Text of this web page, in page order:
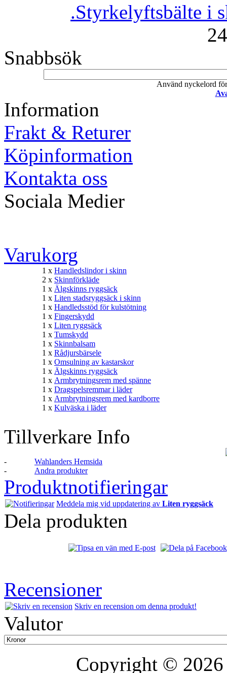
.Styrkelyftsbälte i
Snabbsök
Använd nyckelord
Information
Frakt & Returer
Köpinformation
Kontakta oss
Sociala Medier
Varukorg
1 x Handledslindor i skinn
2 x Skinnförkläde
1 x Älgskinns ryggsäck
1 x Liten stadsryggsäck i skinn
1 x Handledsstöd för kulstötning
1 x Fingerskydd
1 x Liten ryggsäck
1 x Tumskydd
1 x Skinnbalsam
1 x Rådjursbärsele
1 x Omsulning av kastarskor
1 x Älgskinns ryggsäck
1 x Armbrytningsrem med spänne
1 x Dragspelsremmar i läder
1 x Armbrytningsrem med kardborre
1 x Kulväska i läder
Tillverkare Info
-
Wahlanders Hemsida
-
Andra produkter
Produktnotifieringar
Meddela mig vid uppdatering av Liten ryggsäck
Dela produkten
Recensioner
Skriv en recension om denna produkt!
Valutor
Copyright ©